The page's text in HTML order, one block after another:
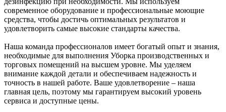
современное оборудование и профессиональные моющие
средства, чтобы достичь оптимальных результатов и
удовлетворить самые высокие стандарты качества.
Наша команда профессионалов имеет богатый опыт и знания,
необходимые для выполнения Уборка производственных и
торговых помещений на высшем уровне. Мы уделяем
внимание каждой детали и обеспечиваем надежность и
точность в нашей работе. Ваше удовлетворение – наша
главная цель, поэтому мы гарантируем высокий уровень
сервиса и доступные цены.